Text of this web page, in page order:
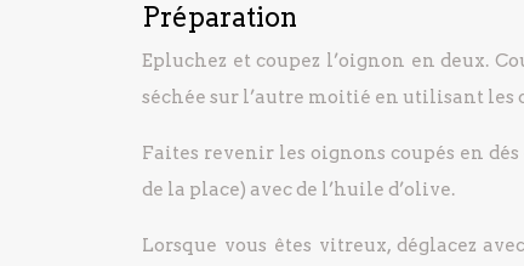
Préparation
Epluchez et coupez l’oignon en deux.
séchée sur l’autre moitié en utilisant les
Faites revenir les oignons coupés en
de la place) avec de l’huile d’olive.
Lorsque vous êtes vitreux, déglacez